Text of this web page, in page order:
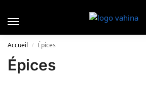
Accueil / Épices
Épices